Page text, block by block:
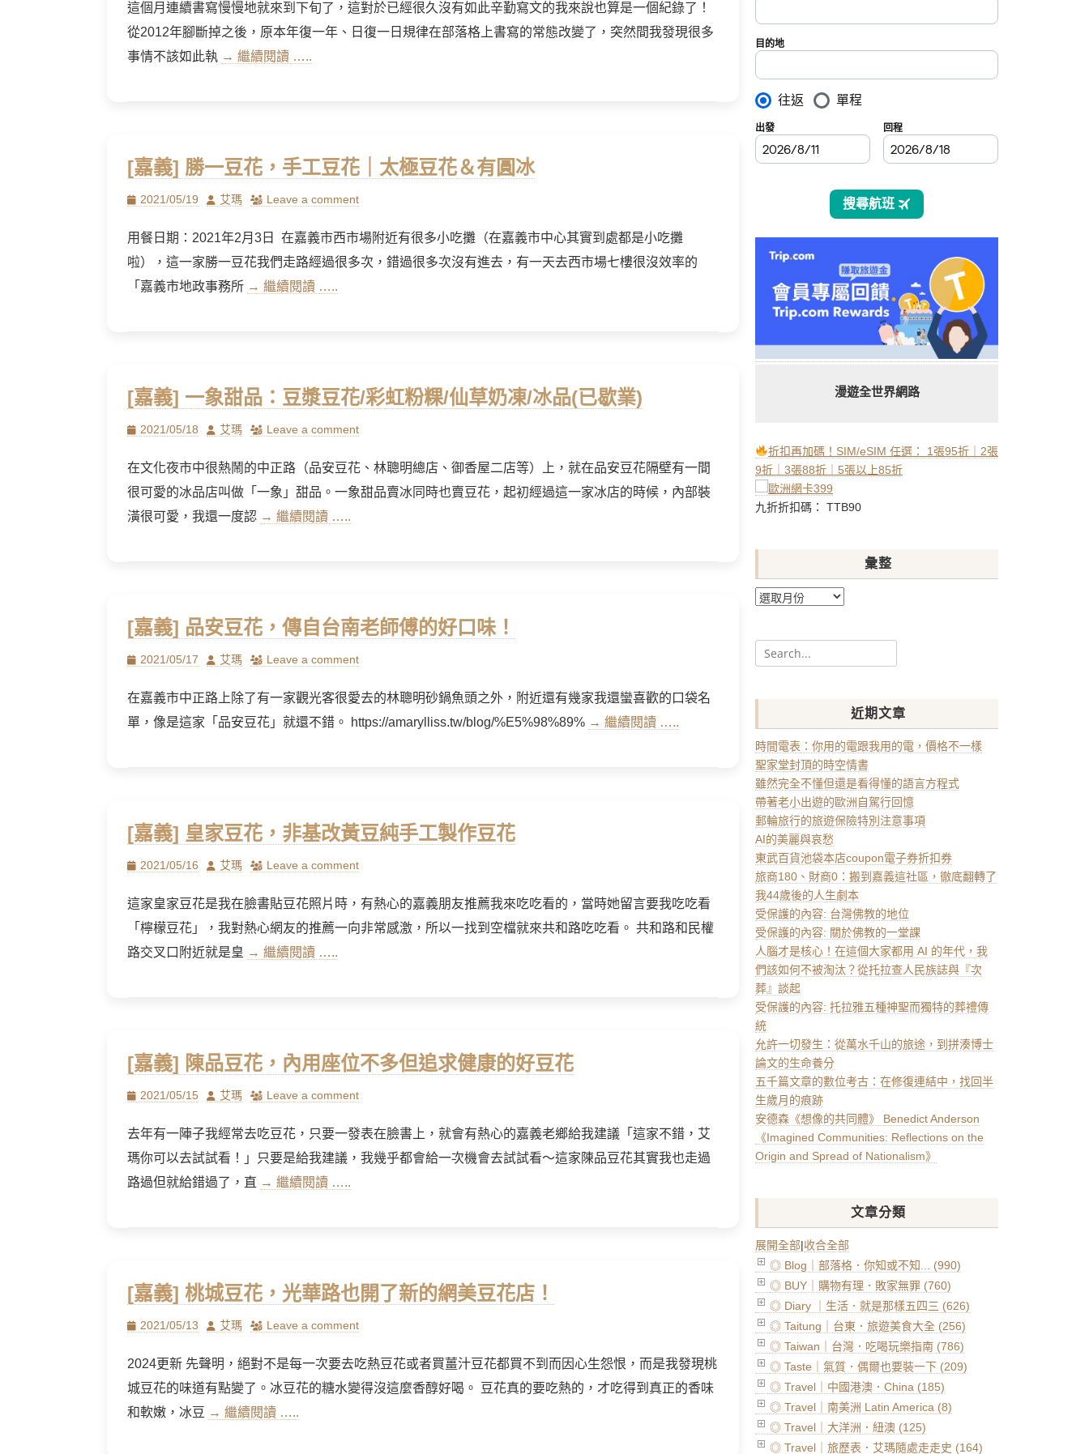
這個月連續書寫慢慢地就來到下旬了，這對於已經很久沒有如此辛勤寫文的我來說也算是一個紀錄了！
從2012年腳斷掉之後，原本年復一年、日復一日規律在部落格上書寫的常態改變了，突然間我發現很多
事情不該如此執 → 繼續閱讀 …..
[嘉義] 勝一豆花，手工豆花｜太極豆花＆有圓冰
Posted
2021/05/19 Author
艾瑪 Leave a comment
用餐日期：2021年2月3日 在嘉義市西市場附近有很多小吃攤（在嘉義市中心其實到處都是小吃攤
啦），這一家勝一豆花我們走路經過很多次，錯過很多次沒有進去，有一天去西市場七樓很沒效率的
「嘉義市地政事務所 → 繼續閱讀 …..
[嘉義] 一象甜品：豆漿豆花/彩虹粉粿/仙草奶凍/冰品(已歇業)
Posted
2021/05/18 Author
艾瑪 Leave a comment
在文化夜市中很熱鬧的中正路（品安豆花、林聰明總店、御香屋二店等）上，就在品安豆花隔壁有一間
很可愛的冰品店叫做「一象」甜品。一象甜品賣冰同時也賣豆花，起初經過這一家冰店的時候，內部裝
潢很可愛，我還一度認 → 繼續閱讀 …..
[嘉義] 品安豆花，傳自台南老師傅的好口味！
Posted
2021/05/17 Author
艾瑪 Leave a comment
在嘉義市中正路上除了有一家觀光客很愛去的林聰明砂鍋魚頭之外，附近還有幾家我還蠻喜歡的口袋名
單，像是這家「品安豆花」就還不錯。 https://amarylliss.tw/blog/%E5%98%89% → 繼續閱讀 …..
[嘉義] 皇家豆花，非基改黃豆純手工製作豆花
Posted
2021/05/16 Author
艾瑪 Leave a comment
這家皇家豆花是我在臉書貼豆花照片時，有熱心的嘉義朋友推薦我來吃吃看的，當時她留言要我吃吃看
「檸檬豆花」，我對熱心網友的推薦一向非常感激，所以一找到空檔就來共和路吃吃看。 共和路和民權
路交叉口附近就是皇 → 繼續閱讀 …..
[嘉義] 陳品豆花，內用座位不多但追求健康的好豆花
Posted
2021/05/15 Author
艾瑪 Leave a comment
去年有一陣子我經常去吃豆花，只要一發表在臉書上，就會有熱心的嘉義老鄉給我建議「這家不錯，艾
瑪你可以去試試看！」只要是給我建議，我幾乎都會給一次機會去試試看～這家陳品豆花其實我也走過
路過但就給錯過了，直 → 繼續閱讀 …..
[嘉義] 桃城豆花，光華路也開了新的網美豆花店！
Posted
2021/05/13 Author
艾瑪 Leave a comment
2024更新 先聲明，絕對不是每一次要去吃熱豆花或者買薑汁豆花都買不到而因心生怨恨，而是我發現桃
城豆花的味道有點變了。冰豆花的糖水變得沒這麼香醇好喝。 豆花真的要吃熱的，才吃得到真正的香味
和軟嫩，冰豆 → 繼續閱讀 …..
漫遊全世界網路
折扣再加碼！SIM/eSIM 任選： 1張95折｜2張
9折｜3張88折｜5張以上85折
九折折扣碼： TTB90
彙整
彙
Search
for:
近期文章
時間電表：你用的電跟我用的電，價格不一樣
聖家堂封頂的時空情書
雖然完全不懂但還是看得懂的語言方程式
帶著老小出遊的歐洲自駕行回憶
郵輪旅行的旅遊保險特別注意事項
AI的美麗與哀愁
東武百貨池袋本店coupon電子券折扣券
旅商180、財商0：搬到嘉義這社區，徹底翻轉了
我44歲後的人生劇本
受保護的內容: 台灣佛教的地位
受保護的內容: 關於佛教的一堂課
人腦才是核心！在這個大家都用 AI 的年代，我
們該如何不被淘汰？從托拉查人民族誌與『次
葬』談起
受保護的內容: 托拉雅五種神聖而獨特的葬禮傳
統
允許一切發生：從萬水千山的旅途，到拼湊博士
論文的生命養分
五千篇文章的數位考古：在修復連結中，找回半
生歲月的痕跡
安德森《想像的共同體》 Benedict Anderson
《Imagined Communities: Reflections on the
Origin and Spread of Nationalism》
文章分類
展開全部|收合全部
◎ Blog｜部落格．你知或不知... (990)
◎ BUY｜購物有理．敗家無罪 (760)
◎ Diary ｜生活．就是那樣五四三 (626)
◎ Taitung｜台東．旅遊美食大全 (256)
◎ Taiwan｜台灣．吃喝玩樂指南 (786)
◎ Taste｜氣質．偶爾也要裝一下 (209)
◎ Travel｜中國港澳．China (185)
◎ Travel｜南美洲 Latin America (8)
◎ Travel｜大洋洲．紐澳 (125)
◎ Travel｜旅歷表．艾瑪隨處走走史 (164)